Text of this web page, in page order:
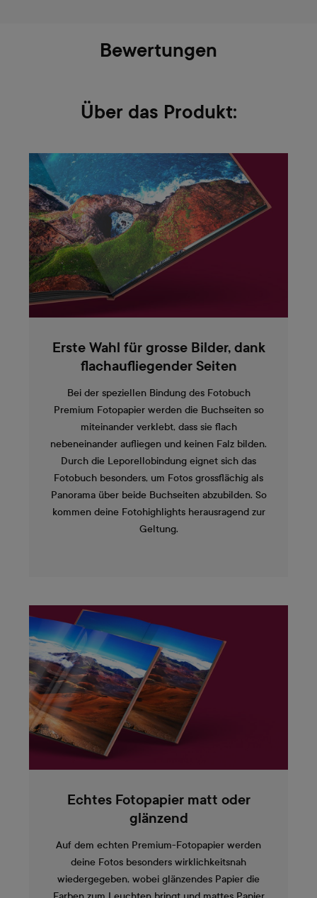
Bewertungen
Über das Produkt:
Erste Wahl für grosse Bilder, dank
flachaufliegender Seiten
Bei der speziellen Bindung des Fotobuch
Premium Fotopapier werden die Buchseiten so
miteinander verklebt, dass sie flach
nebeneinander aufliegen und keinen Falz bilden.
Durch die Leporellobindung eignet sich das
Fotobuch besonders, um Fotos grossflächig als
Panorama über beide Buchseiten abzubilden. So
kommen deine Fotohighlights herausragend zur
Geltung.
Echtes Fotopapier matt oder
glänzend
Auf dem echten Premium-Fotopapier werden
deine Fotos besonders wirklichkeitsnah
wiedergegeben, wobei glänzendes Papier die